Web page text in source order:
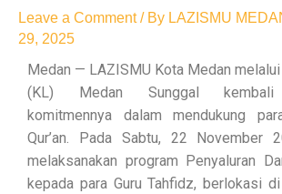
Leave a Comment / By LAZISMU
29, 2025
Medan — LAZISMU Kota Medan melalui
(KL) Medan Sunggal kembali
komitmennya dalam mendukung
Qur’an. Pada Sabtu, 22 November
melaksanakan program Penyaluran
kepada para Guru Tahfidz, berlokasi